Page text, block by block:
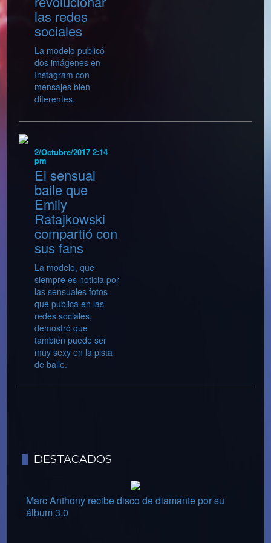
las redes
sociales
La modelo publicó
dos imágenes en
Instagram con
mensajes bien
diferentes.
2/Octubre/2017 2:14
pm
El sensual
baile que
Emily
Ratajkowski
compartió con
sus fans
La modelo, que
siempre es noticia por
las sensuales fotos
que publica en las
redes sociales,
demostró que
también puede ser
muy sexy en la pista
de baile.
DESTACADOS
Marc Anthony recibe disco de diamante por su
álbum 3.0